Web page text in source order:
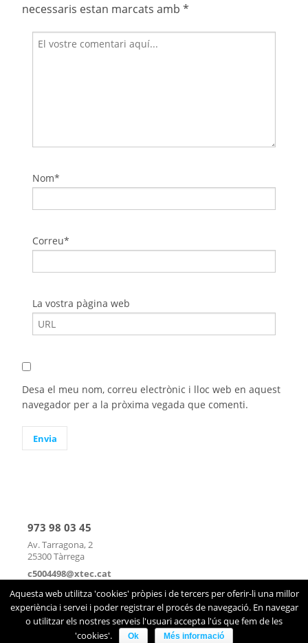
necessaris estan marcats amb *
Nom*
Correu*
La vostra pàgina web
Desa el meu nom, correu electrònic i lloc web en aquest
navegador per a la pròxima vegada que comenti.
973 98 03 45
Av. Tarragona, 2
25300 Tàrrega
c5004498@xtec.cat
mapa
| contacte
Aquesta web utilitza 'cookies' pròpies i de tercers per oferir-li una millor
experiència i servei i poder registrar el procés de navegació. En navegar
o utilitzar els nostres serveis l'usuari accepta l'ús que fem de les
'cookies'.
Ok Més informació